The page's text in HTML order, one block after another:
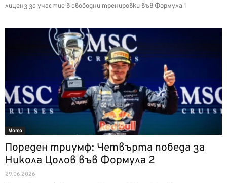
лиценз за участие в свободни тренировки във Формула 1
Мото
Пореден триумф: Четвърта победа за
Никола Цолов във Формула 2
29.06.2026